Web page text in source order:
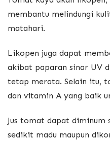
membantu melindungi
matahari.
Likopen juga dapat
akibat paparan sinar UV
tetap merata. Selain itu,
dan vitamin A yang baik
Jus tomat dapat diminum
sedikit madu maupun